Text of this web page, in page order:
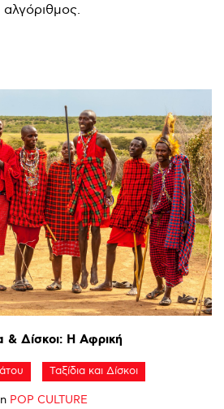
αλγόριθμος.
& Δίσκοι: Η Αφρική
Ταξίδια και Δίσκοι
POP CULTURE